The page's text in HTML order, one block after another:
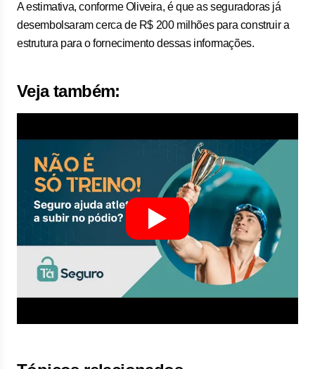
A estimativa, conforme Oliveira, é que as seguradoras já
desembolsaram cerca de R$ 200 milhões para construir a
estrutura para o fornecimento dessas informações.
Veja também: